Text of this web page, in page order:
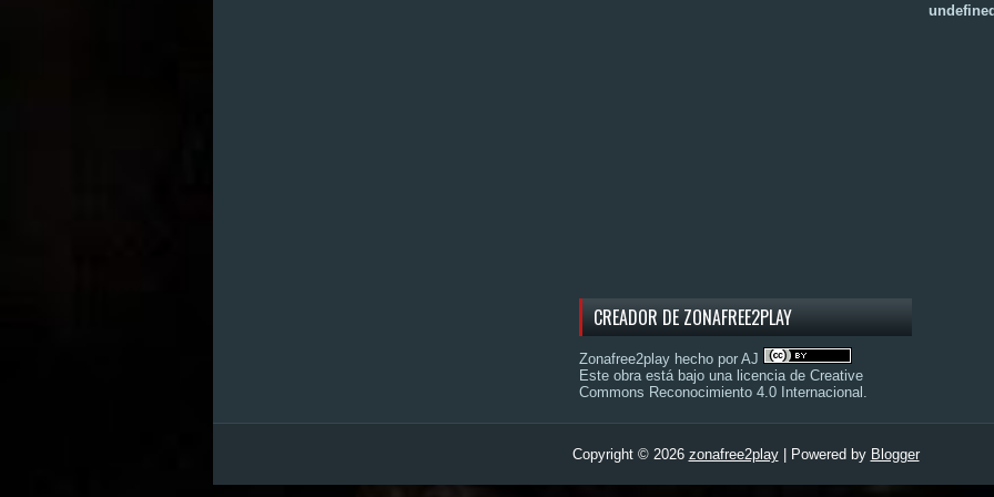
CREADOR DE ZONAFREE2PLAY
Zonafree2play hecho por AJ
Este obra está bajo una licencia de Creative
Commons Reconocimiento 4.0 Internacional .
undefine
Copyright © 2026 zonafree2play| Powered by Blogger